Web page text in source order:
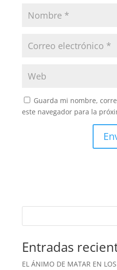
Guarda mi nombre,
este navegador para la
Entradas
EL ÁNIMO DE MATAR EN